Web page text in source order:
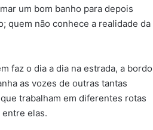
um bom banho para depois
quem não conhece a realidade da
faz o dia a dia na estrada, a bordo
as vozes de outras tantas
trabalham em diferentes rotas
elas.